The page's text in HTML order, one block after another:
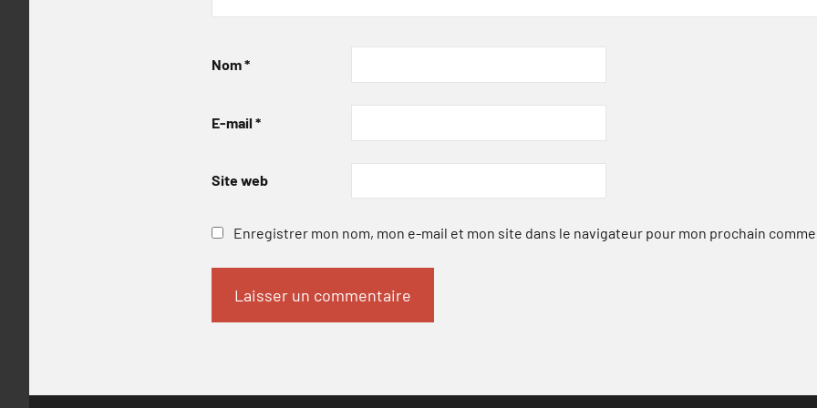
Nom*
E-mail *
Site web
Enregistrer mon nom, mon e-mail et mon site dans le navigateur pour mon prochain